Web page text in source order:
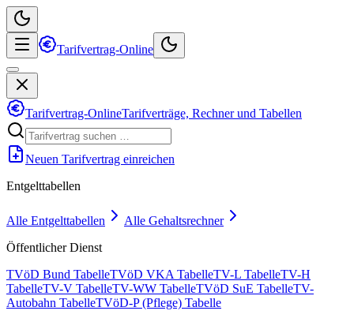
Tarifvertrag-Online
Tarifvertrag-OnlineTarifverträge, Rechner und Tabellen
Neuen Tarifvertrag einreichen
Entgelttabellen
Alle Entgelttabellen
Alle Gehaltsrechner
Öffentlicher Dienst
TVöD Bund TabelleTVöD VKA TabelleTV-L TabelleTV-H
TabelleTV-V TabelleTV-WW TabelleTVöD SuE TabelleTV-
Autobahn TabelleTVöD-P (Pflege) Tabelle